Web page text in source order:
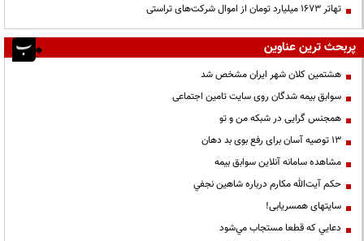
تهاتر ۱۶۷۳ میلیارد تومان از اموال شرکت‌های تراستی
پربحث ترین عناوین
هشتمین کلان شهر ایران مشخص شد
سوابق بیمه شدگان روی سایت تامین اجتماعی
همجنس گرایی در شبکه من و تو
13 توصیه آسان برای رفع بوی بد دهان
مشاهده سامانه آنلاين سوابق بیمه
حكم آيت‌الله مكارم درباره شاهين نجفي
سایتهای همسریابی!
دعايي كه قطعا مستجاب مي‌شود